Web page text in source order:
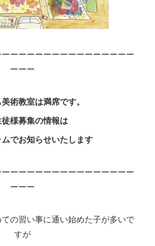
ーーーーーーーーーーーーーーー
ーーー
術教室は満席です。
様募集の情報は
でお知らせいたします
ーーーーーーーーーーーーーーー
ーーー
の習い事に通い始めた子が多いで
すが